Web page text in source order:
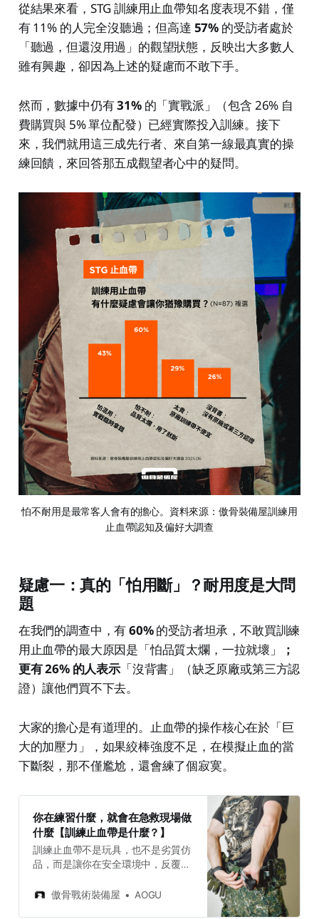
從結果來看，STG 訓練用止血帶知名度表現不錯，僅
有 11% 的人完全沒聽過；但高達 57% 的受訪者處於
「聽過，但還沒用過」的觀望狀態，反映出大多數人
雖有興趣，卻因為上述的疑慮而不敢下手。
然而，數據中仍有31%的「實戰派」（包含 26% 自
費購買與 5% 單位配發）已經實際投入訓練。接下
來，我們就用這三成先行者、來自第一線最真實的操
練回饋，來回答那五成觀望者心中的疑問。
怕不耐用是最常客人會有的擔心。資料來源：傲骨裝備屋訓練用
止血帶認知及偏好大調查
疑慮一：真的「怕用斷」？耐用度是大問
題
在我們的調查中，有60%的受訪者坦承，不敢買訓練
用止血帶的最大原因是「怕品質太爛，一拉就壞」
；
更有 26% 的人表示「沒背書」（缺乏原廠或第三方認
證）讓他們買不下去。
大家的擔心是有道理的。止血帶的操作核心在於「巨
大的加壓力」，如果絞棒強度不足，在模擬止血的當
下斷裂，那不僅尷尬，還會練了個寂寞。
你在練習什麼，就會在急救現場做
什麼【訓練止血帶是什麼？】
訓練止血帶不是玩具，也不是劣質仿
品，而是讓你在安全環境中，反覆練
具。這篇文章告訴你訓練帶與戰術止
傲骨戰術裝備屋 AOGU